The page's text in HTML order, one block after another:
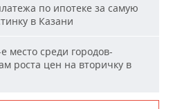
по ипотеке за самую
в Казани
место среди городов-
роста цен на вторичку в